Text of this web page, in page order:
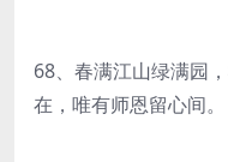
68、春满江山绿满园
在，唯有师恩留心间。